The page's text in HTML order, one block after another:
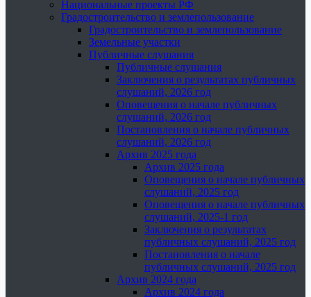
Национальные проекты РФ
Градостроительство и землепользование
Градостроительство и землепользование
Земельные участки
Публичные слушания
Публичные слушания
Заключения о результатах публичных
слушаний, 2026 год
Оповещения о начале публичных
слушаний, 2026 год
Постановления о начале публичных
слушаний, 2026 год
Архив 2025 года
Архив 2025 года
Оповещения о начале публичных
слушаний, 2025 год
Оповещения о начале публичных
слушаний, 2025-1 год
Заключения о результатах
публичных слушаний, 2025 год
Постановления о начале
публичных слушаний, 2025 год
Архив 2024 года
Архив 2024 года